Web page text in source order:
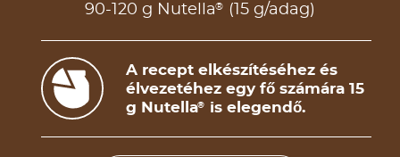
90-120 g Nutella® (15 g/adag)
A recept elkészítéséhez és
élvezetéhez egy fő számára 15
g Nutella® is elegendő.